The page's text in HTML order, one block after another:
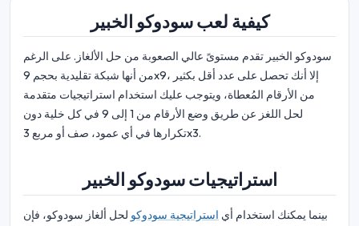
كيفية لعب سودوكو الخبير
سودوكو الخبير تقدم مستوىً عالي الصعوبة من حل الألغاز. على الرغم
من أنها شبكة تقليدية بحجم 9x9، إلا أنك تحصل على عدد أقل بكثير
من الأرقام المُعطاة، ويتوجب عليك استخدام استراتيجيات متقدمة
لحل اللغز عن طريق وضع الأرقام من 1 إلى 9 في كل خلية دون
تكرارها في أي عمود، صف أو مربع 3x3.
استراتيجيات سودوكو الخبير
بينما يمكنك استخدام أي استراتيجية سودوكو لحل ألغاز سودوكو، فإن